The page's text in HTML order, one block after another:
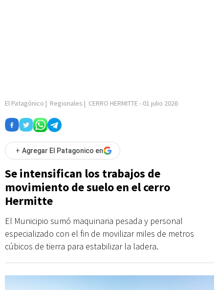
El Patagónico | Regionales | CERRO HERMITTE- 01 julio 2026
+ Agregar El Patagonico en
Se intensifican los trabajos de
movimiento de suelo en el cerro
Hermitte
El Municipio sumó maquinaria pesada y personal
especializado con el fin de movilizar miles de metros
cúbicos de tierra para estabilizar la ladera.